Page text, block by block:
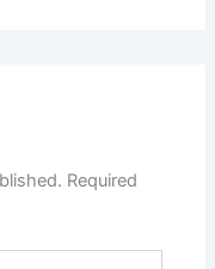
Required